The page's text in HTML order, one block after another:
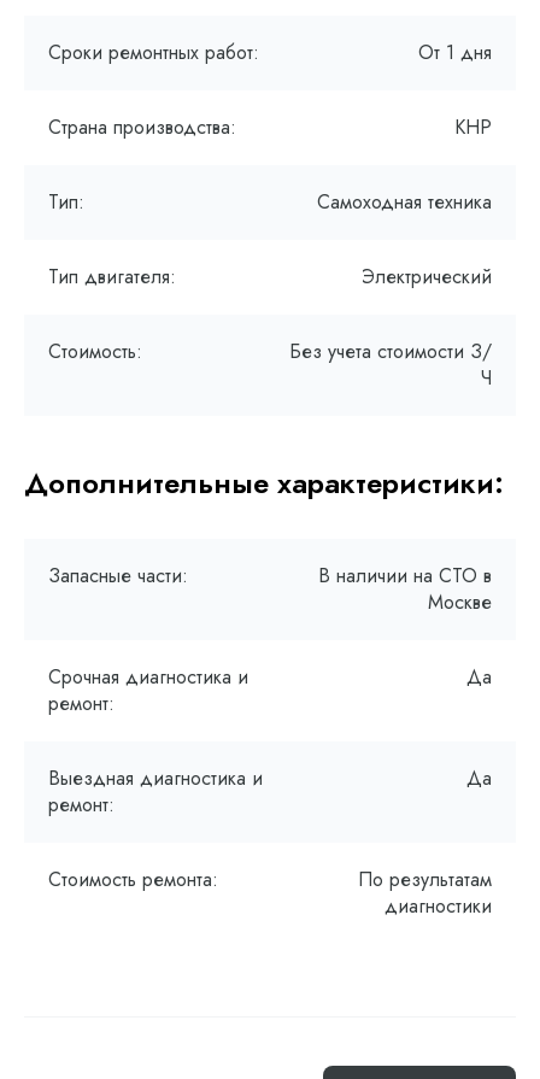
Сроки ремонтных работ: От 1 дня
Страна производства: КНР
Тип: Самоходная техника
Тип двигателя: Электрический
Стоимость:
Без учета стоимости З/
Ч
Дополнительные характеристики:
Запасные части:
В наличии на СТО в
Москве
Срочная диагностика и
ремонт:
Да
Выездная диагностика и
ремонт:
Да
Стоимость ремонта:
По результатам
диагностики